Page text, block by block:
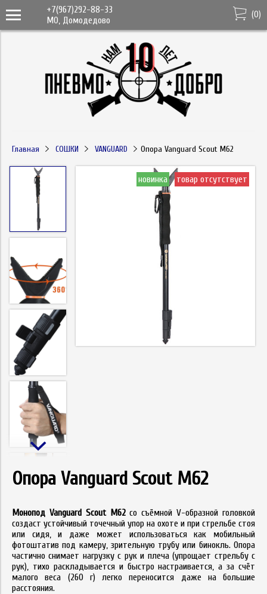
+7(967)292-88-33
МО, Домодедово
(0)
Главная СОШКИ VANGUARD Опора Vanguard Scout M62
новинка товар отсутствует
Опора Vanguard Scout M62
Монопод Vanguard Scout M62со съёмной V-образной головкой
создаст устойчивый точечный упор на охоте и при стрельбе стоя
или сидя, и даже может использоваться как мобильный
фотоштатив под камеру, зрительную трубу или бинокль. Опора
частично снимает нагрузку с рук и плеча (упрощает стрельбу с
рук), тихо раскладывается и быстро настраивается, а за счёт
малого веса (260 г) легко переносится даже на большие
расстояния.